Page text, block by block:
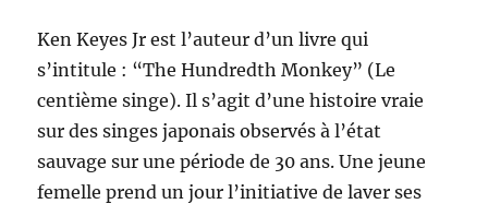
Ken Keyes Jr est l’auteur d’un livre qui
s’intitule : “The Hundredth Monkey” (Le
centième singe). Il s’agit d’une histoire vraie
sur des singes japonais observés à l’état
sauvage sur une période de 30 ans. Une jeune
femelle prend un jour l’initiative de laver ses